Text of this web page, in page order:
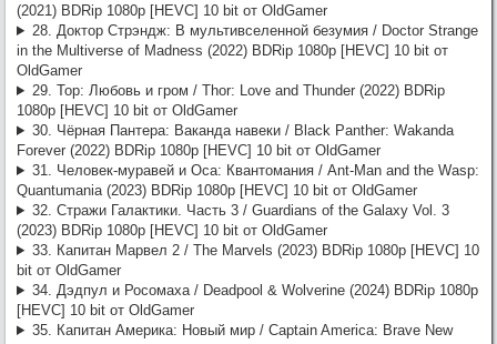
(2021) BDRip 1080p [HEVC] 10 bit от OldGamer
28. Доктор Стрэндж: В мультивселенной безумия / Doctor Strange
in the Multiverse of Madness (2022) BDRip 1080p [HEVC] 10 bit от
OldGamer
29. Тор: Любовь и гром / Thor: Love and Thunder (2022) BDRip
1080p [HEVC] 10 bit от OldGamer
30. Чёрная Пантера: Ваканда навеки / Black Panther: Wakanda
Forever (2022) BDRip 1080p [HEVC] 10 bit от OldGamer
31. Человек-муравей и Оса: Квантомания / Ant-Man and the Wasp:
Quantumania (2023) BDRip 1080p [HEVC] 10 bit от OldGamer
32. Стражи Галактики. Часть 3 / Guardians of the Galaxy Vol. 3
(2023) BDRip 1080p [HEVC] 10 bit от OldGamer
33. Капитан Марвел 2 / The Marvels (2023) BDRip 1080p [HEVC] 10
bit от OldGamer
34. Дэдпул и Росомаха / Deadpool & Wolverine (2024) BDRip 1080p
[HEVC] 10 bit от OldGamer
35. Капитан Америка: Новый мир / Captain America: Brave New